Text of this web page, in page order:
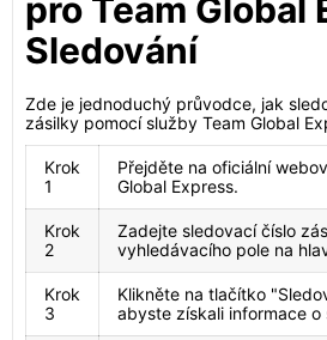
pro Team Global
Sledování
Zde je jednoduchý průvodce, jak
zásilky pomocí služby Team Global
Krok
1
Přejděte na oficiální
Global Express.
Krok
2
Zadejte sledovací číslo
vyhledávacího pole na
Krok
3
Klikněte na tlačítko
abyste získali informace o